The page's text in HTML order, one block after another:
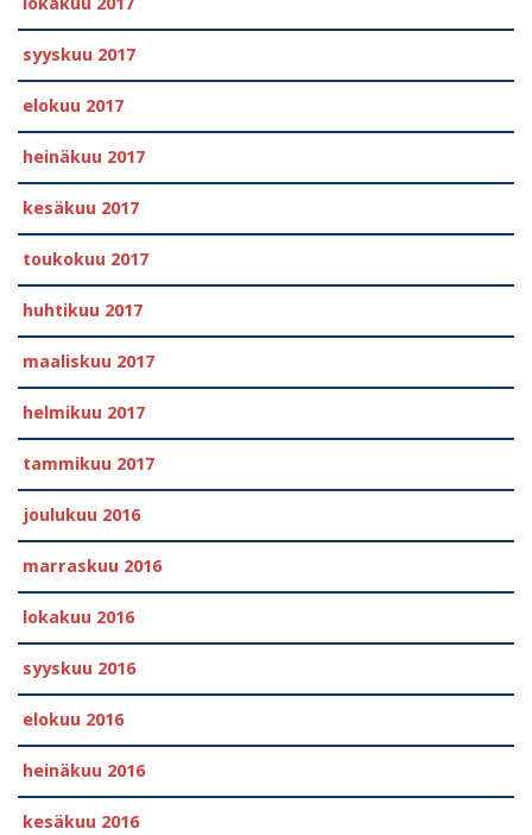
syyskuu 2017
elokuu 2017
heinäkuu 2017
kesäkuu 2017
toukokuu 2017
huhtikuu 2017
maaliskuu 2017
helmikuu 2017
tammikuu 2017
joulukuu 2016
marraskuu 2016
lokakuu 2016
syyskuu 2016
elokuu 2016
heinäkuu 2016
kesäkuu 2016